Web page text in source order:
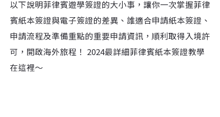
以下說明菲律賓遊學簽證的大小事，讓你一次掌握菲律
賓紙本簽證與電子簽證的差異、誰適合申請紙本簽證、
申請流程及準備重點的重要申請資訊，順利取得入境許
可，開啟海外旅程！ 2024最詳細菲律賓紙本簽證教學
在這裡～